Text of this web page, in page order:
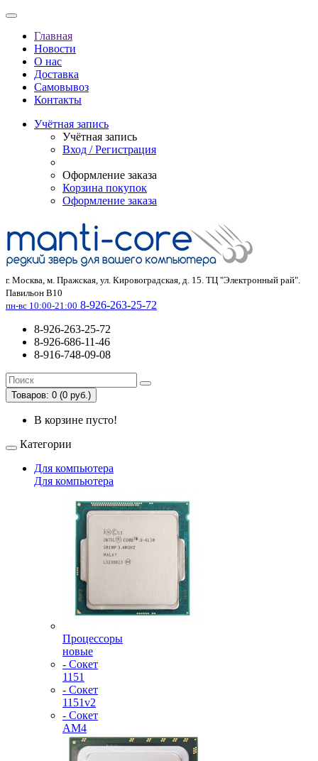
Главная
Новости
О нас
Доставка
Самовывоз
Контакты
Учётная запись
Учётная запись
Вход / Регистрация
Оформление заказа
Корзина покупок
Оформление заказа
г. Москва, м. Пражская, ул. Кировоградская, д. 15. ТЦ "Электронный рай".
Павильон В10
пн-вс 10:00-21:00 8-926-263-25-72
8-926-263-25-72
8-926-686-11-46
8-916-748-09-08
Товаров: 0 (0 руб.)
В корзине пусто!
Категории
Для компьютера
Для компьютера
Процессоры
новые
- Сокет
1151
- Сокет
1151v2
- Сокет
AM4